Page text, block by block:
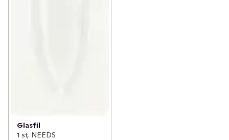
Glasfil
1 st, NEEDS